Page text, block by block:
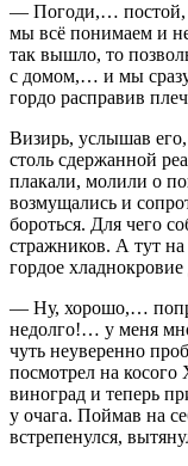
— Погоди,… постой,
мы всё понимаем и
так вышло, то
с домом,… и мы
гордо расправив
Визирь, услышав
столь сдержанной
плакали, молили о
возмущались и
бороться. Для чего
стражников. А тут
гордое
— Ну, хорошо,…
недолго!… у меня
чуть неуверенно
посмотрел на
виноград и теперь
у очага. Поймав на
встрепенулся,